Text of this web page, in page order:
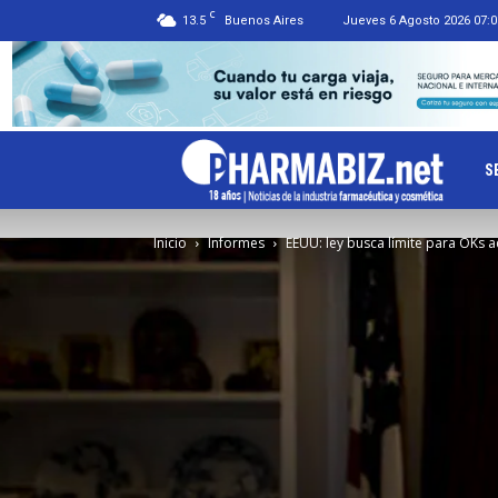
13.5 C Buenos Aires Jueves 6 Agosto 2026
Inicio Informes EEUU: ley busca límite para OKs